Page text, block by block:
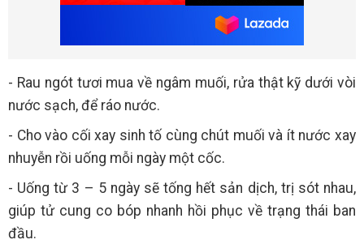
- Rau ngót tươi mua về ngâm muối, rửa thật kỹ dưới vòi
nước sạch, để ráo nước.
- Cho vào cối xay sinh tố cùng chút muối và ít nước xay
nhuyễn rồi uống mỗi ngày một cốc.
- Uống từ 3 – 5 ngày sẽ tống hết sản dịch, trị sót nhau,
giúp tử cung co bóp nhanh hồi phục về trạng thái ban
đầu.